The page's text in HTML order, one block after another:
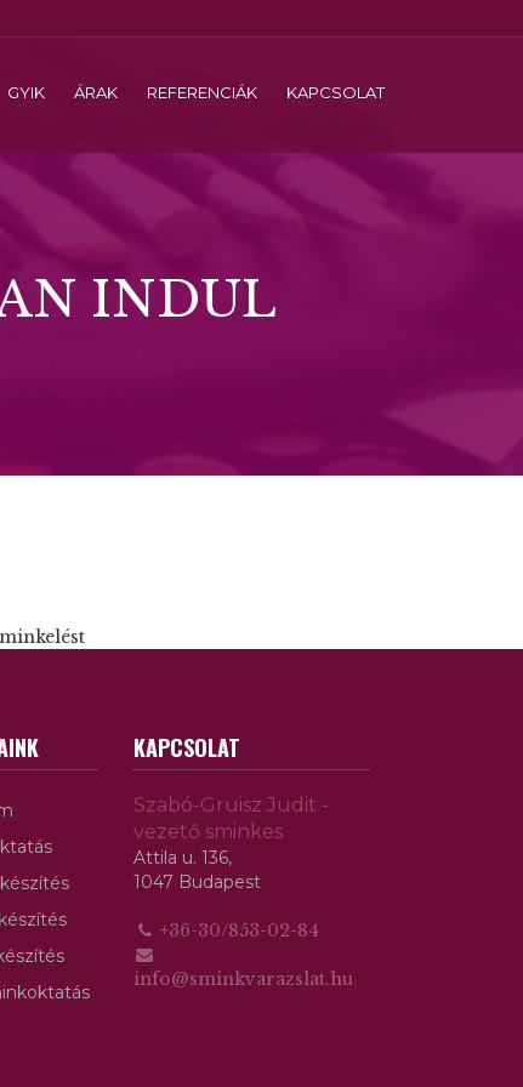
GYIK ÁRAK REFERENCIÁK KAPCSOLAT
INDUL
KAPCSOLAT
Szabó-Gruisz Judit -
vezető sminkes
Attila u. 136,
1047 Budapest
+36-30/853-02-84
info@sminkvarazslat.hu